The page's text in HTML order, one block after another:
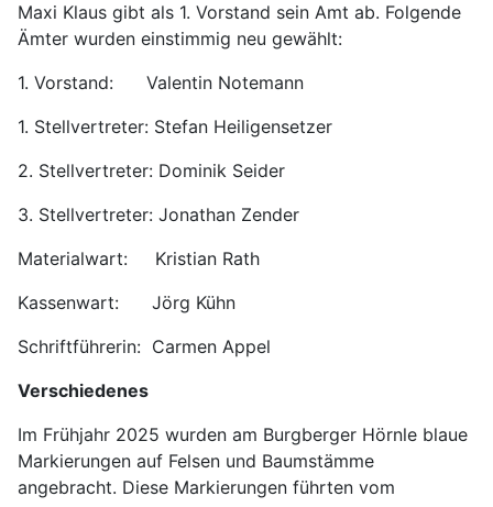
Maxi Klaus gibt als 1. Vorstand sein Amt ab. Folgende
Ämter wurden einstimmig neu gewählt:
1. Vorstand: Valentin Notemann
1. Stellvertreter: Stefan Heiligensetzer
2. Stellvertreter: Dominik Seider
3. Stellvertreter: Jonathan Zender
Materialwart: Kristian Rath
Kassenwart: Jörg Kühn
Schriftführerin: Carmen Appel
Verschiedenes
Im Frühjahr 2025 wurden am Burgberger Hörnle blaue
Markierungen auf Felsen und Baumstämme
angebracht. Diese Markierungen führten vom